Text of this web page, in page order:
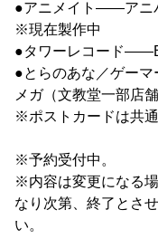
●アニメイト――アニ
※現在製作中
●タワーレコード
●とらのあな／ゲー
メガ（文教堂一部店
※ポストカードは共通
※予約受付中。
※内容は変更になる
なり次第、終了とさ
い。